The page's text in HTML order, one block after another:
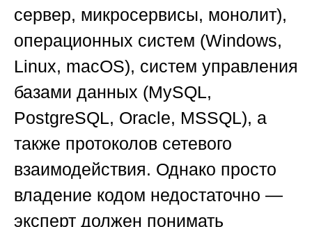
сервер, микросервисы, монолит),
операционных систем (Windows,
Linux, macOS), систем управления
базами данных (MySQL,
PostgreSQL, Oracle, MSSQL), а
также протоколов сетевого
взаимодействия. Однако просто
владение кодом недостаточно —
эксперт должен понимать